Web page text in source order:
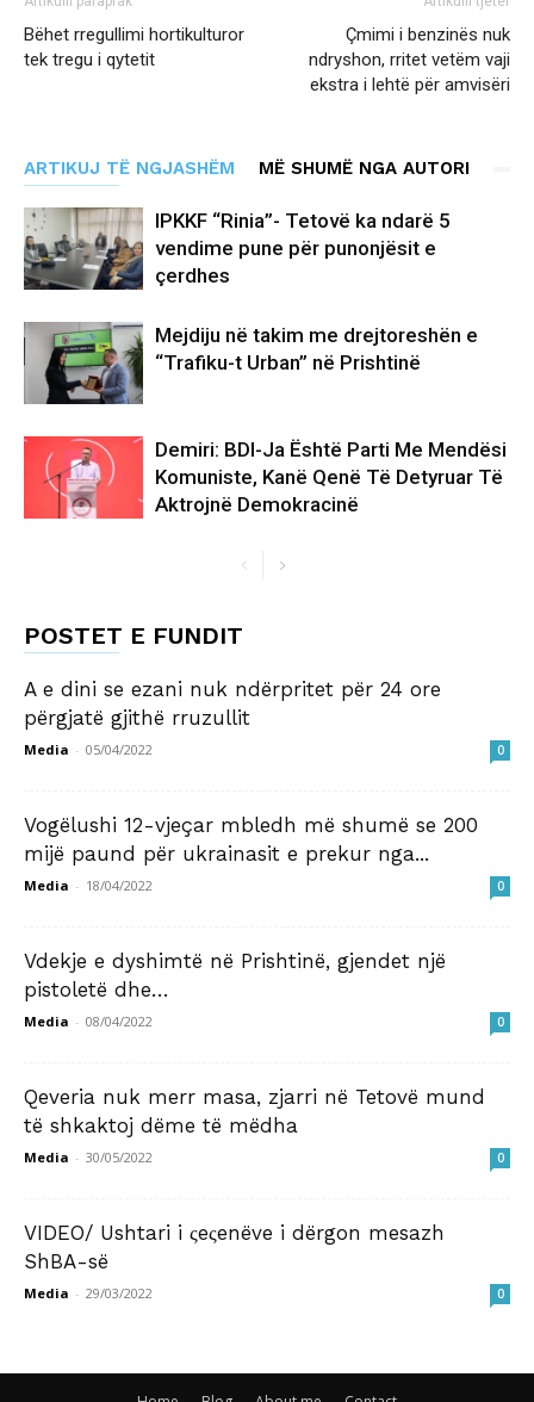
Bëhet rregullimi hortikulturor
tek tregu i qytetit
Çmimi i benzinës nuk
ndryshon, rritet vetëm vaji
ekstra i lehtë për amvisëri
ARTIKUJ TË NGJASHËM MË SHUMË NGA AUTORI
IPKKF “Rinia”- Tetovë ka ndarë 5
vendime pune për punonjësit e
çerdhes
Mejdiju në takim me drejtoreshën e
“Trafiku-t Urban” në Prishtinë
Demiri: BDI-Ja Është Parti Me Mendësi
Komuniste, Kanë Qenë Të Detyruar Të
Aktrojnë Demokracinë
POSTET E FUNDIT
A e dini se ezani nuk ndërpritet për 24 ore
përgjatë gjithë rruzullit
Media - 05/04/2022 0
Vogëlushi 12-vjeçar mbledh më shumë se 200
mijë paund për ukrainasit e prekur nga...
Media - 18/04/2022 0
​Vdekje e dyshimtë në Prishtinë, gjendet një
pistoletë dhe…
Media - 08/04/2022 0
Qeveria nuk merr masa, zjarri në Tetovë mund
të shkaktoj dëme të mëdha
Media - 30/05/2022 0
VIDEO/ Ushtari i ςeςenëve i dërgon mesazh
ShBA-së
Media - 29/03/2022 0